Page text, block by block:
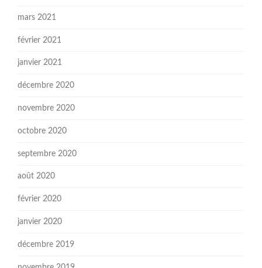
mars 2021
février 2021
janvier 2021
décembre 2020
novembre 2020
octobre 2020
septembre 2020
août 2020
février 2020
janvier 2020
décembre 2019